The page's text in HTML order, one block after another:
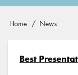
Breadcrumb
Home News
Best